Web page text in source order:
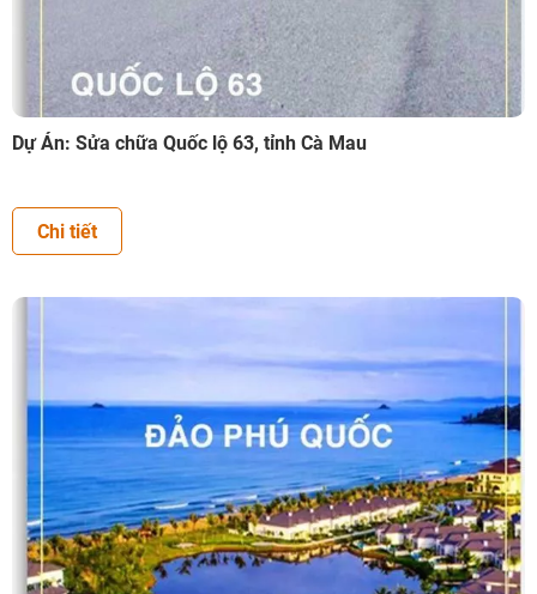
Dự Án: Sửa chữa Quốc lộ 63, tỉnh Cà Mau
Chi tiết